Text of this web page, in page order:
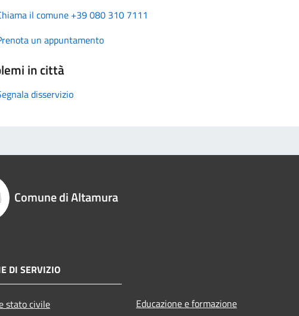
il comune +39 080 310 7111
un appuntamento
in città
disservizio
Comune di Altamura
DI SERVIZIO
stato civile
Educazione e formazione